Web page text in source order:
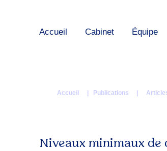
Accueil Cabinet Équipe
Accueil | Publications |
Niveaux minimaux